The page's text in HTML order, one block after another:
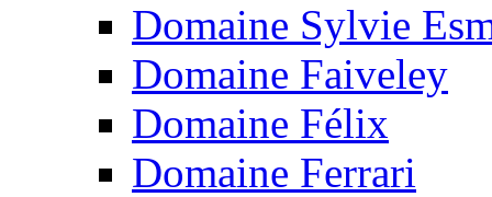
Domaine Sylvie
Domaine Faiveley
Domaine Félix
Domaine Ferrari